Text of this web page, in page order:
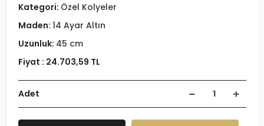
Kategori: Özel Kolyeler
Maden: 14 Ayar Altın
Uzunluk: 45 cm
Fiyat : 24.703,59 TL
Adet